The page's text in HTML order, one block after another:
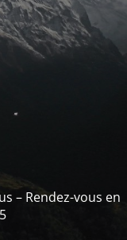
– Rendez-vous en